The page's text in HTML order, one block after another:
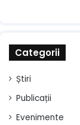
Categorii
Știri
Publicații
Evenimente